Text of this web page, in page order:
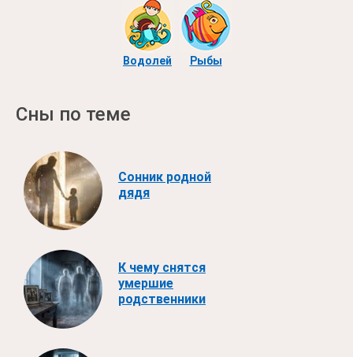
Водолей Рыбы
Сны по теме
Сонник родной
дядя
К чему снятся
умершие
родственники